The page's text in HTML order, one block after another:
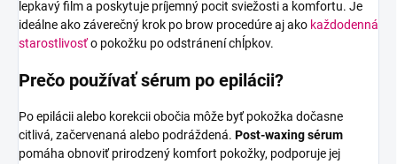
lepkavý film a poskytuje príjemný pocit sviežosti a komfortu. Je
ideálne ako záverečný krok po brow procedúre aj ako každodenná
starostlivosťo pokožku po odstránení chĺpkov.
Prečo používať sérum po epilácii?
Po epilácii alebo korekcii obočia môže byť pokožka dočasne
citlivá, začervenaná alebo podráždená. Post-waxing sérum
pomáha obnoviť prirodzený komfort pokožky, podporuje jej